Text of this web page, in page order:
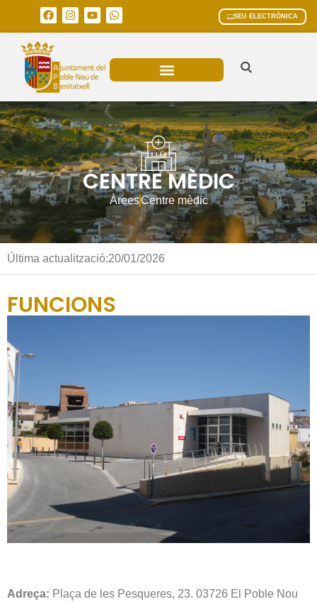
SEU ELECTRÒNICA
CENTRE MÈDIC
ÀreesCentre mèdic
Última actualització:20/01/2026
FUNCIONS
Adreça: Plaça de les Pesqueres, 23. 03726 El Poble Nou